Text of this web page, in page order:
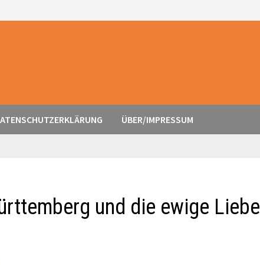
ÜBER/IMPRESSUM
und die ewige Liebe